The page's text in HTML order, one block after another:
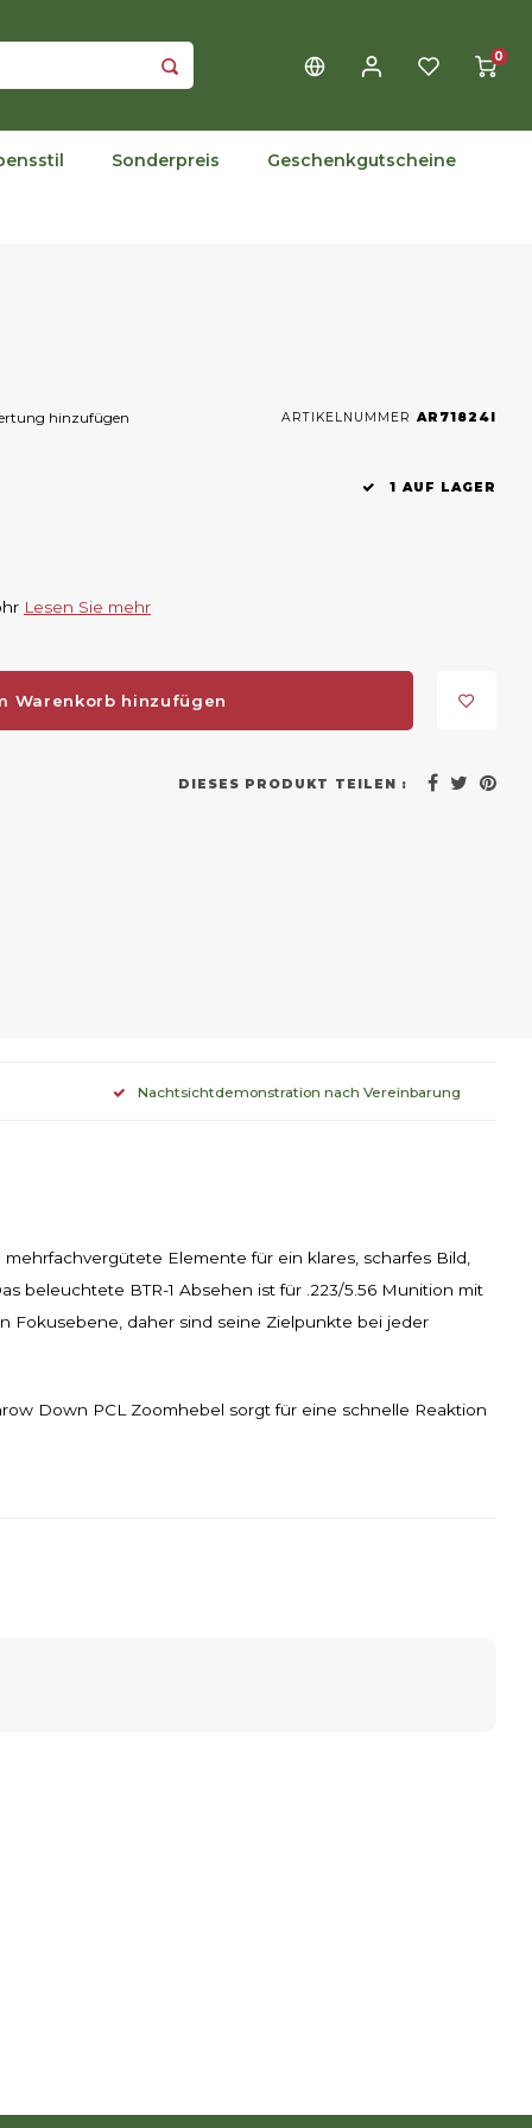
0
Sonderpreis Geschenkgutscheine
hinzufügen ARTIKELNUMMER AR71824I
1 AUF LAGER
Lesen Sie mehr
Warenkorb hinzufügen
DIESES PRODUKT TEILEN :
Nachtsichtdemonstration nach Vereinbarung
Elemente für ein klares, scharfes Bild,
beleuchtete BTR-1 Absehen ist für .223/5.56 Munition mit
Fokusebene, daher sind seine Zielpunkte bei jeder
Down PCL Zoomhebel sorgt für eine schnelle Reaktion